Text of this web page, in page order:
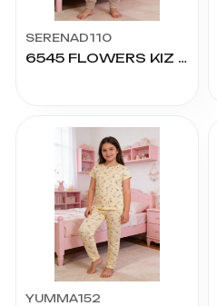
SERENAD110
6545 FLOWERS KIZ K.KOL PİJAMA TAKIMI
YUMMA152